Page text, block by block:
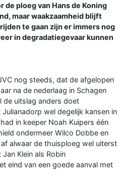
de ploeg van Hans de Koning
maar waakzaamheid blijft
te gaan zijn er immers nog
in degradatiegevaar kunnen
nog steeds, dat de afgelopen
na de nederlaag in Schagen
de uitslag anders doet
wel degelijk kansen in
in keeper Noah Kuipers één
ondermeer Wilco Dobbe en
alwaar de thuisploeg wel uiterst
Klein als Robin
eind van een goede aanval met